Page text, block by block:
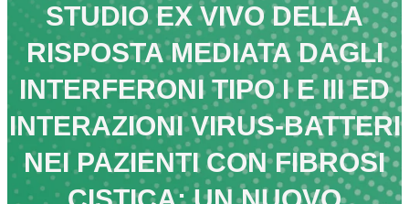
STUDIO EX VIVO DELLA
RISPOSTA MEDIATA DAGLI
INTERFERONI TIPO I E III ED
INTERAZIONI VIRUS-BATTERI
NEI PAZIENTI CON FIBROSI